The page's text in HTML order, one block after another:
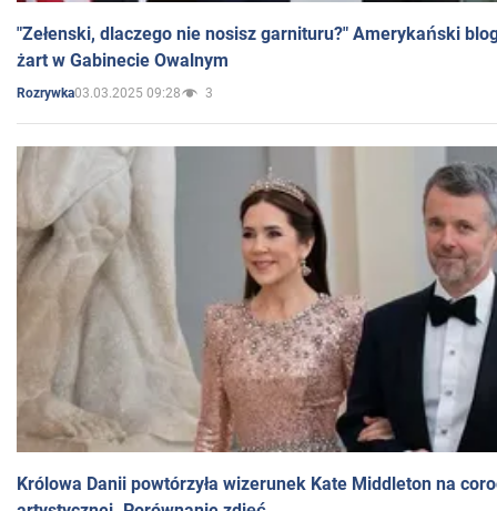
"Zełenski, dlaczego nie nosisz garnituru?" Amerykański
żart w Gabinecie Owalnym
Rozrywka03.03.2025 09:28 3
Królowa Danii powtórzyła wizerunek Kate Middleton na